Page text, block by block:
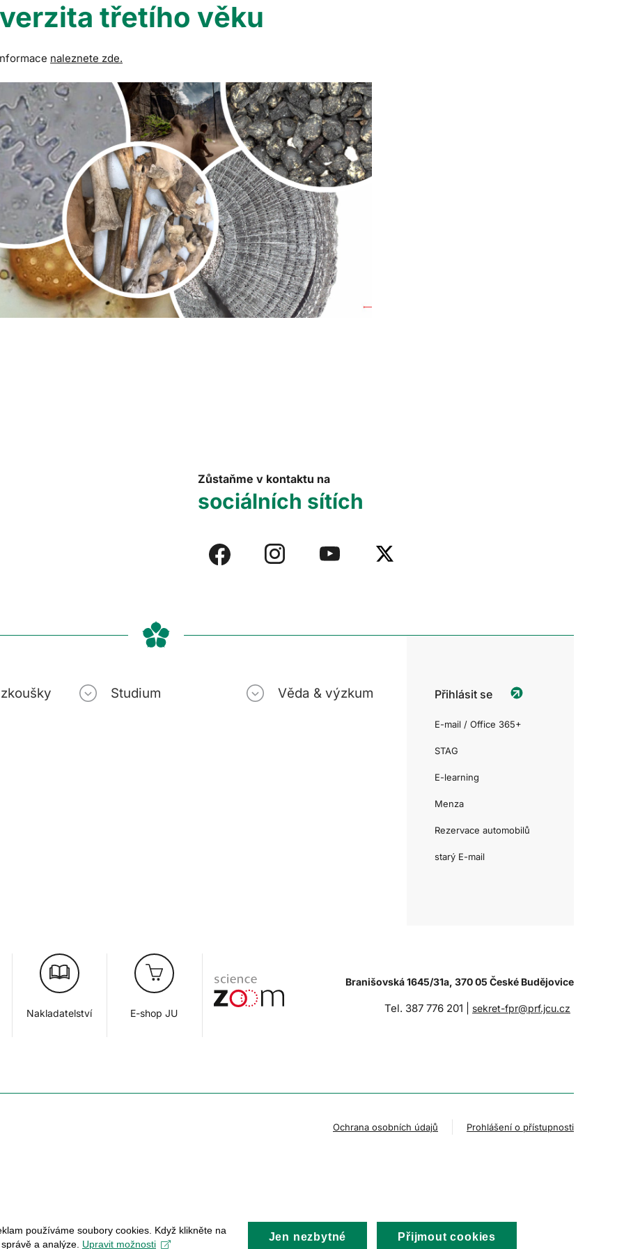
třetího věku
naleznete zde.
Zůstaňme v kontaktu na
sociálních sítích
Studium Věda & výzkum Přihlásit se
E-mail / Office 365+
STAG
E-learning
Menza
Rezervace automobilů
starý E-mail
Nakladatelství E-shop JU
Branišovská 1645/31a, 370 05 České Budějovice
Tel. 387 776 201 | sekret-fpr@prf.jcu.cz
Ochrana osobních údajů Prohlášení o přístupnosti
používáme soubory cookies. Když klikněte na
a analýze. Upravit možnosti
Jen nezbytné Přijmout cookies